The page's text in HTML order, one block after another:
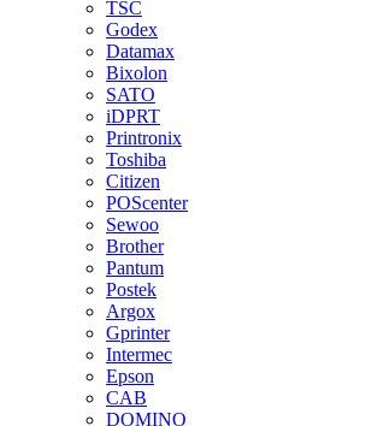
TSC
Godex
Datamax
Bixolon
SATO
iDPRT
Printronix
Toshiba
Citizen
POScenter
Sewoo
Brother
Pantum
Postek
Argox
Gprinter
Intermec
Epson
CAB
DOMINO